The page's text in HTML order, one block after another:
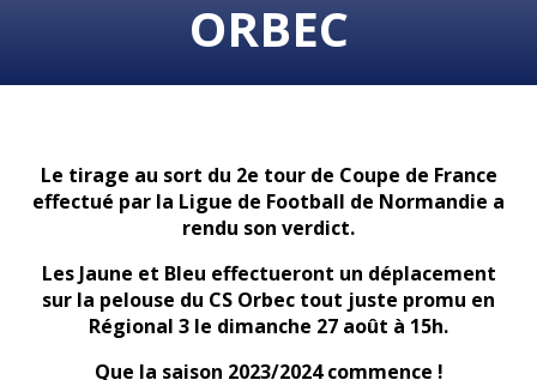
ORBEC
Le tirage au sort du 2e tour de Coupe de France
effectué par la Ligue de Football de Normandie a
rendu son verdict.
Les Jaune et Bleu effectueront un déplacement
sur la pelouse du CS Orbec tout juste promu en
Régional 3 le dimanche 27 août à 15h.
Que la saison 2023/2024 commence !